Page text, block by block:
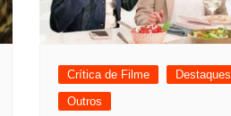
Crítica de Filme Destaques
Outros